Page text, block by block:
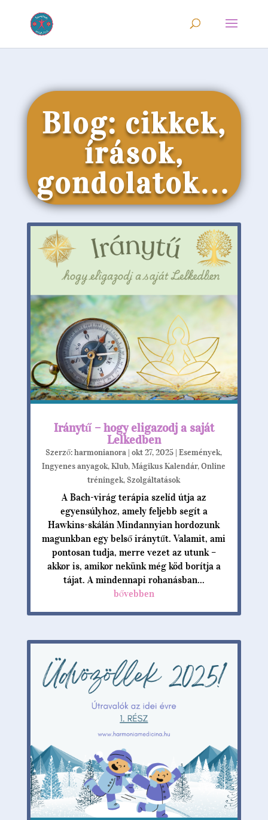
Blog: cikkek,
írások,
gondolatok…
Iránytű – hogy eligazodj a saját
Lelkedben
Szerző:harmonianora |okt 27, 2025 |Események,
Ingyenes anyagok,Klub,Mágikus Kalendár,Online
tréningek,Szolgáltatások
A Bach-virág terápia szelíd útja az
egyensúlyhoz, amely feljebb segít a
Hawkins-skálán Mindannyian hordozunk
magunkban egy belső iránytűt. Valamit, ami
pontosan tudja, merre vezet az utunk –
akkor is, amikor nekünk még köd borítja a
tájat. A mindennapi rohanásban...
bővebben